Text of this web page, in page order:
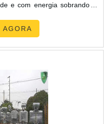
e com energia sobrando é
saiba que investimento em
AGORA